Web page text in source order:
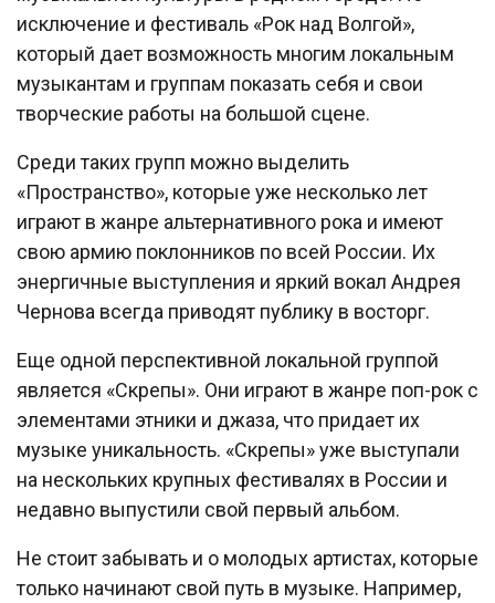
исключение и фестиваль «Рок над Волгой»,
который дает возможность многим локальным
музыкантам и группам показать себя и свои
творческие работы на большой сцене.
Среди таких групп можно выделить
«Пространство», которые уже несколько лет
играют в жанре альтернативного рока и имеют
свою армию поклонников по всей России. Их
энергичные выступления и яркий вокал Андрея
Чернова всегда приводят публику в восторг.
Еще одной перспективной локальной группой
является «Скрепы». Они играют в жанре поп-рок с
элементами этники и джаза, что придает их
музыке уникальность. «Скрепы» уже выступали
на нескольких крупных фестивалях в России и
недавно выпустили свой первый альбом.
Не стоит забывать и о молодых артистах, которые
только начинают свой путь в музыке. Например,